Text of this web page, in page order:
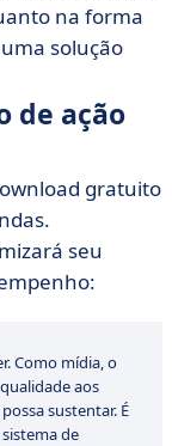
na forma
solução
de ação
gratuito
seu
Como mídia, o
aos
sustentar. É
de